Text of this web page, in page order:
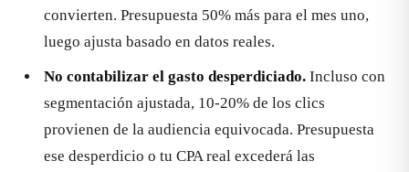
convierten. Presupuesta 50% más para el mes uno,
luego ajusta basado en datos reales.
No contabilizar el gasto desperdiciado. Incluso con
segmentación ajustada, 10-20% de los clics
provienen de la audiencia equivocada. Presupuesta
ese desperdicio o tu CPA real excederá las